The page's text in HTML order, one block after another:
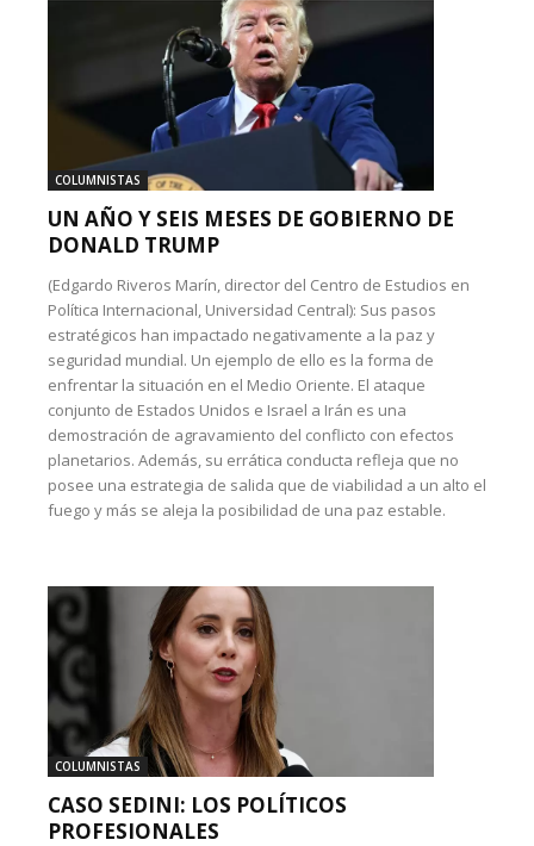
COLUMNISTAS
UN AÑO Y SEIS MESES DE GOBIERNO DE
DONALD TRUMP
(Edgardo Riveros Marín, director del Centro de Estudios en
Política Internacional, Universidad Central): Sus pasos
estratégicos han impactado negativamente a la paz y
seguridad mundial. Un ejemplo de ello es la forma de
enfrentar la situación en el Medio Oriente. El ataque
conjunto de Estados Unidos e Israel a Irán es una
demostración de agravamiento del conflicto con efectos
planetarios. Además, su errática conducta refleja que no
posee una estrategia de salida que de viabilidad a un alto el
fuego y más se aleja la posibilidad de una paz estable.
COLUMNISTAS
CASO SEDINI: LOS POLÍTICOS
PROFESIONALES